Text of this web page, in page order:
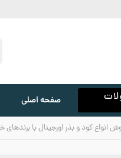
صفحه اصلی
انواع کود و بذر اورجینال با برندهای